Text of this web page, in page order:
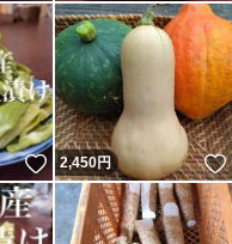
いいね！
2,450円